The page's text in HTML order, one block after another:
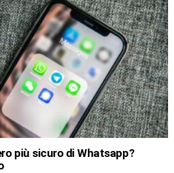
più sicuro di Whatsapp?